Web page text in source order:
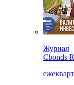
Журнал
Cbonds